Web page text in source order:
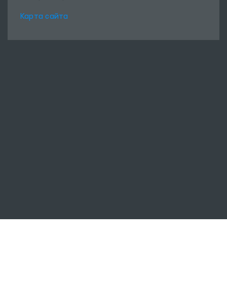
Карта сайта